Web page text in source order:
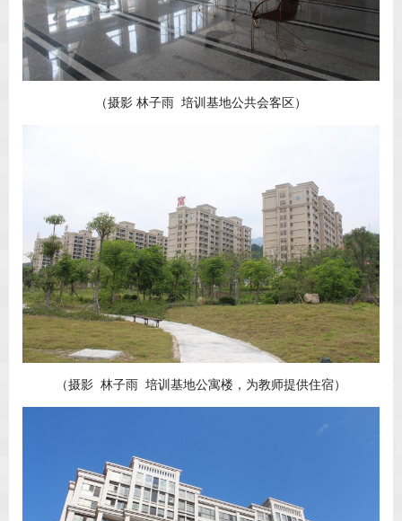
（摄影 林子雨 培训基地公共会客区）
（摄影 林子雨 培训基地公寓楼，为教师提供住宿）